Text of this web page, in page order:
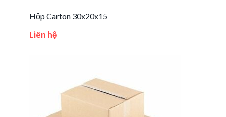
Hộp Carton 30x20x15
Liên hệ